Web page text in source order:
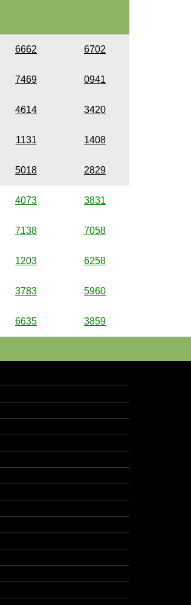
6662 6702
7469 0941
4614 3420
1131 1408
5018 2829
4073 3831
7138 7058
1203 6258
3783 5960
6635 3859